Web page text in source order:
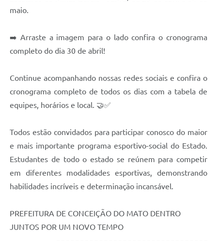
maio.
➡️ Arraste a imagem para o lado confira o cronograma
completo do dia 30 de abril!
Continue acompanhando nossas redes sociais e confira o
cronograma completo de todos os dias com a tabela de
equipes, horários e local. 🤝✅
Todos estão convidados para participar conosco do maior
e mais importante programa esportivo-social do Estado.
Estudantes de todo o estado se reúnem para competir
em diferentes modalidades esportivas, demonstrando
habilidades incríveis e determinação incansável.
PREFEITURA DE CONCEIÇÃO DO MATO DENTRO
JUNTOS POR UM NOVO TEMPO